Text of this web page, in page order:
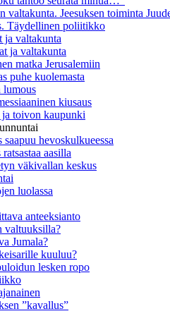
valtakunta. Jeesuksen toiminta
Täydellinen poliitikko
ja valtakunta
ja valtakunta
matka Jerusalemiin
puhe kuolemasta
lumous
kiusaus
toivon kaupunki
saapuu hevoskulkueessa
ratsastaa aasilla
väkivallan keskus
luolassa
anteeksianto
valtuuksilla?
Jumala?
kuuluu?
lesken ropo
”kavallus”